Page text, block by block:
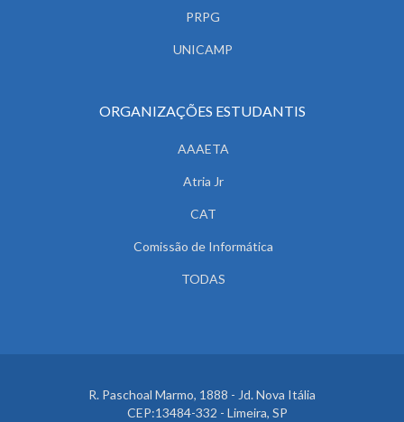
PRPG
UNICAMP
ORGANIZAÇÕES ESTUDANTIS
AAAETA
Atria Jr
CAT
Comissão de Informática
TODAS
R. Paschoal Marmo, 1888 - Jd. Nova Itália
CEP:13484-332 - Limeira, SP